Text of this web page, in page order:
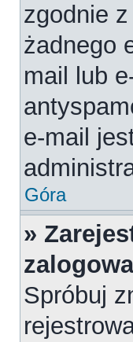
zgodnie
żadnego
mail lub
e-mail
Góra
»
Spróbuj